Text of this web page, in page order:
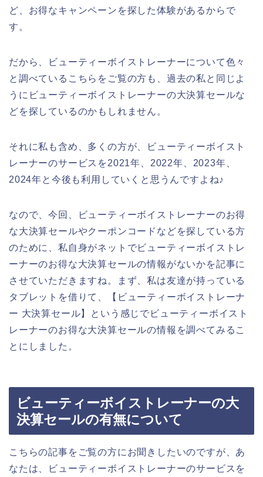
ど、お得なキャンペーンを探した体験があるからで
す。
だから、ビューティーボイストレーナーについて色々
と調べているこちらをご覧の方も、過去の私と同じよ
うにビューティーボイストレーナーの大決算セールな
どを探しているのかもしれません。
それに私も含め、多くの方が、ビューティーボイスト
レーナーのサービスを2021年、2022年、2023年、
2024年と今後も利用していくと思うんですよね♪
なので、今回、ビューティーボイストレーナーのお得
な大決算セールやクーポンコードなどを探している方
のために、私自身がネットでビューティーボイストレ
ーナーのお得な大決算セールの情報がないかを記事に
させていただきますね。まず、私は友達が持っている
タブレットを借りて、【ビューティーボイストレーナ
ー 大決算セール】という感じでビューティーボイスト
レーナーのお得な大決算セールの情報を調べてみるこ
とにしました。
ビューティーボイストレーナーの大
決算セールの有無について
こちらの記事をご覧の方にお聞きしたいのですが、あ
なたは、ビューティーボイストレーナーのサービスを